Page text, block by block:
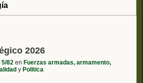
2026
82 en Fuerzas armadas, armamento,
y Politica